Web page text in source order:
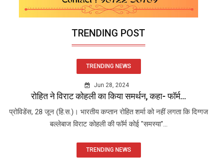
TRENDING POST
TRENDING NEWS
Jun 28, 2024
रोहित ने विराट कोहली का किया समर्थन, कहा- फॉर्म...
प्रोविडेंस, 28 जून (हि.स.)। भारतीय कप्तान रोहित शर्मा को नहीं लगता कि दिग्गज
बल्लेबाज विराट कोहली की फॉर्म कोई "समस्या"...
TRENDING NEWS